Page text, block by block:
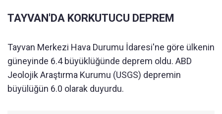
TAYVAN'DA KORKUTUCU DEPREM
Tayvan Merkezi Hava Durumu İdaresi'ne göre ülkenin
güneyinde 6.4 büyüklüğünde deprem oldu. ABD
Jeolojik Araştırma Kurumu (USGS) depremin
büyülüğün 6.0 olarak duyurdu.